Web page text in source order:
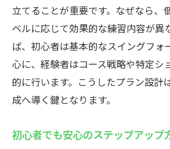
立てることが重要です。なぜなら、
ベルに応じて効果的な練習内容が異
ば、初心者は基本的なスイングフォ
心に、経験者はコース戦略や特定シ
的に行います。こうしたプラン設計
成へ導く鍵となります。
初心者でも安心のステップアップ